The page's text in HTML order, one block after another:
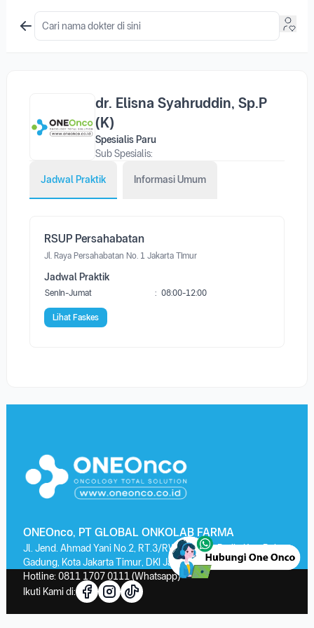
dr. Elisna Syahruddin, Sp.P
(K)
Spesialis Paru
Sub Spesialis:
Jadwal Praktik Informasi Umum
RSUP Persahabatan
Jl. Raya Persahabatan No. 1 Jakarta Timur
Jadwal Praktik
Senin-Jumat : 08:00-12:00
Lihat Faskes
ONEOnco, PT GLOBAL ONKOLAB FARMA
Jl. Jend. Ahmad Yani No.2, RT.3/RW.13, Kayu Putih, Kec. Pulo
Gadung, Kota Jakarta Timur, DKI Jakarta 13210
Hotline: 0811 1707 0111 (Whatsapp)
Ikuti Kami di: